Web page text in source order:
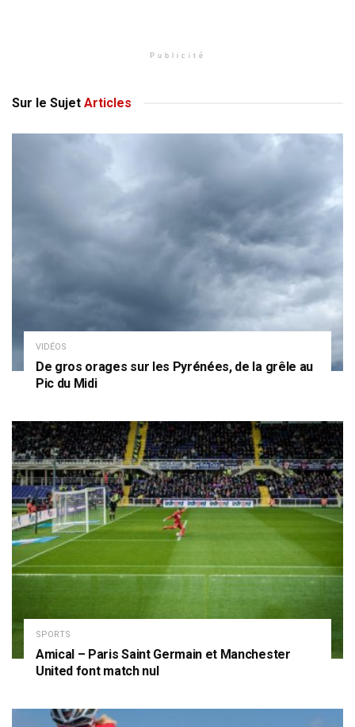
Publicité
Sur le Sujet Articles
VIDÉOS
De gros orages sur les Pyrénées, de la grêle au
Pic du Midi
SPORTS
Amical – Paris Saint Germain et Manchester
United font match nul